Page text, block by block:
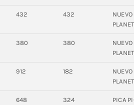
432 432
380 380
912 182
648 324
PICA